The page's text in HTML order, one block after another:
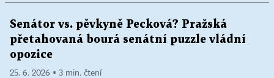
Senátor vs. pěvkyně Pecková? Pražská
přetahovaná bourá senátní puzzle vládní
opozice
25. 6. 2026 ▪ 3 min. čtení